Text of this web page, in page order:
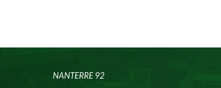
NANTERRE 92